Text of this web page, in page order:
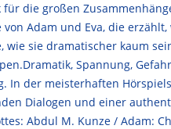
für die großen
von Adam und Eva, die
wie sie dramatischer kaum
Spannung,
In der meisterhaften
Dialogen und einer
Abdul M. Kunze / Adam: